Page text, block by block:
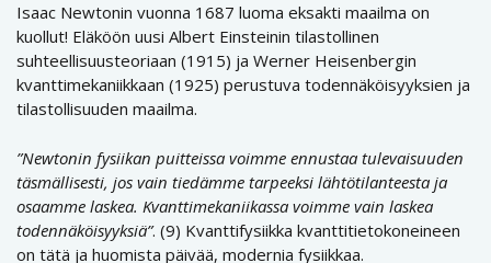
Isaac Newtonin vuonna 1687 luoma eksakti maailma on
kuollut! Eläköön uusi Albert Einsteinin tilastollinen
suhteellisuusteoriaan (1915) ja Werner Heisenbergin
kvanttimekaniikkaan (1925) perustuva todennäköisyyksien ja
tilastollisuuden maailma.
”Newtonin fysiikan puitteissa voimme ennustaa tulevaisuuden
täsmällisesti, jos vain tiedämme tarpeeksi lähtötilanteesta ja
osaamme laskea. Kvanttimekaniikassa voimme vain laskea
todennäköisyyksiä”. (9) Kvanttifysiikka kvanttitietokoneineen
on tätä ja huomista päivää, modernia fysiikkaa.